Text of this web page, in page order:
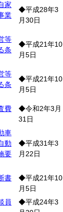
家
業
◆平成28年3
月30日
等
条
◆平成21年10
月5日
等
条
◆平成21年10
月5日
費
◆令和2年3月
31日
車
動
要
◆平成31年3
月22日
書
◆平成21年10
月5日
員
◆平成24年3